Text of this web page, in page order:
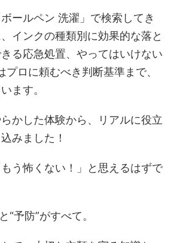
ールペン 洗濯」で検索してき
インクの種類別に効果的な落と
る応急処置、やってはいけない
プロに頼むべき判断基準まで、
ます。
かした体験から、リアルに役立
みました！
う怖くない！」と思えるはずで
“予防”がすべて。